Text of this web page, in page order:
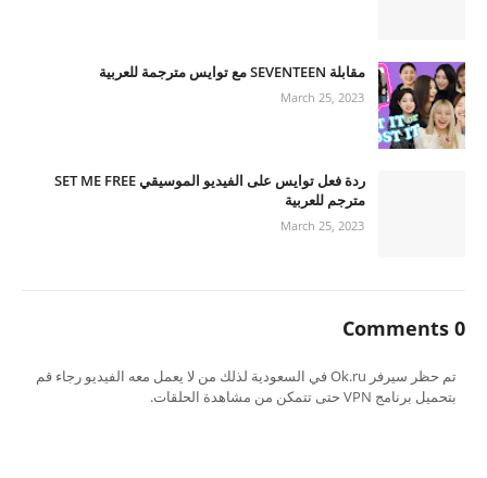
مقابلة SEVENTEEN مع توايس مترجمة للعربية
March 25, 2023
ردة فعل توايس على الفيديو الموسيقي SET ME FREE
مترجم للعربية
March 25, 2023
0 Comments
تم حظر سيرفر Ok.ru في السعودية لذلك من لا يعمل معه الفيديو رجاء قم
بتحميل برنامج VPN حتى تتمكن من مشاهدة الحلقات.